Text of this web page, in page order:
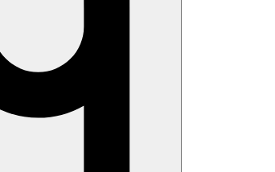
cca 32m2. není možná přistýlka